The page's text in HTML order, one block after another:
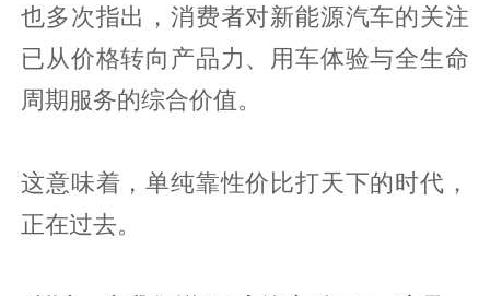
也多次指出，消费者对新能源汽车的关注
已从价格转向产品力、用车体验与全生命
周期服务的综合价值。
这意味着，单纯靠性价比打天下的时代，
正在过去。